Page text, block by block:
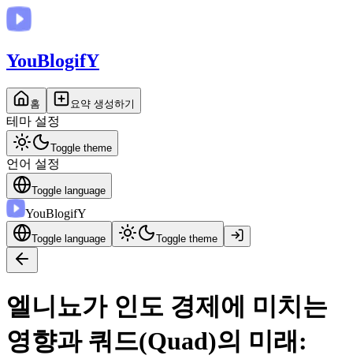
YouBlogifY
홈 요약 생성하기
테마 설정
Toggle theme
언어 설정
Toggle language
YouBlogifY
Toggle language Toggle theme
엘니뇨가 인도 경제에 미치는
영향과 쿼드(Quad)의 미래: